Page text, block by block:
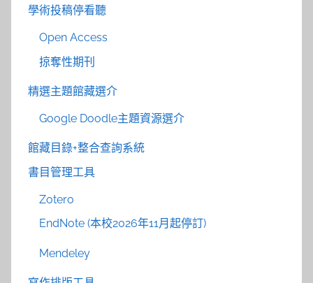
學術投稿停看聽
Open Access
掠奪性期刊
精選主題館藏選介
Google Doodle主題資源選介
館藏目錄+整合查詢系統
書目管理工具
Zotero
EndNote (本校2026年11月起停訂)
Mendeley